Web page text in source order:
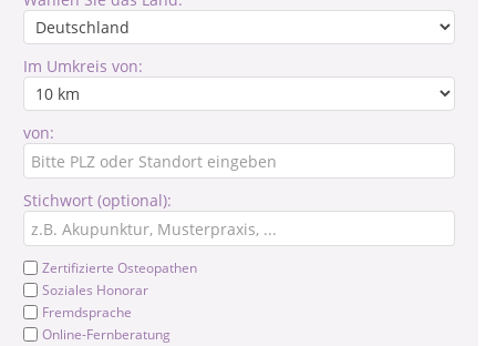
Im Umkreis von:
von:
Stichwort (optional):
Zertifizierte Osteopathen
Soziales Honorar
Fremdsprache
Online-Fernberatung